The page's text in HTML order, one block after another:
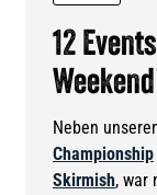
12
Neben
Championship
Skirmish, war